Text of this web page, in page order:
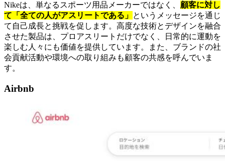
Nikeは、単なるスポーツ用品メーカーではなく、 顧客に対し
て「全ての人がアスリートである」 というメッセージを通じ
て自己成長と挑戦を促します。高度な技術とデザインを融合
させた製品は、プロアスリートだけでなく、日常的に運動を
楽しむ人々にも価値を提供しています。また、ブランドの社
会貢献活動や環境への取り組みも顧客の共感を呼んでいま
す。
Airbnb